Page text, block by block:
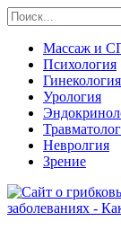
Массаж и
Психология
Гинекология
Урология
Невролгия
Зрение
заболеваниях -